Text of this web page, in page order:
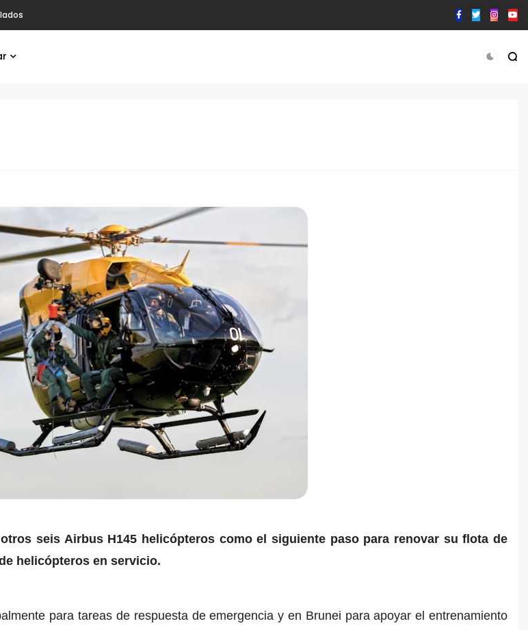
seis Airbus H145 helicópteros como el siguiente paso para renovar su flota de
helicópteros en servicio.
para tareas de respuesta de emergencia y en Brunei para apoyar el entrenamiento